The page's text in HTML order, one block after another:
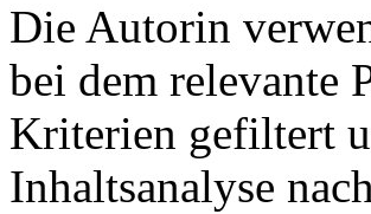
Die Autorin
bei dem relevante
Kriterien gefiltert
Inhaltsanalyse